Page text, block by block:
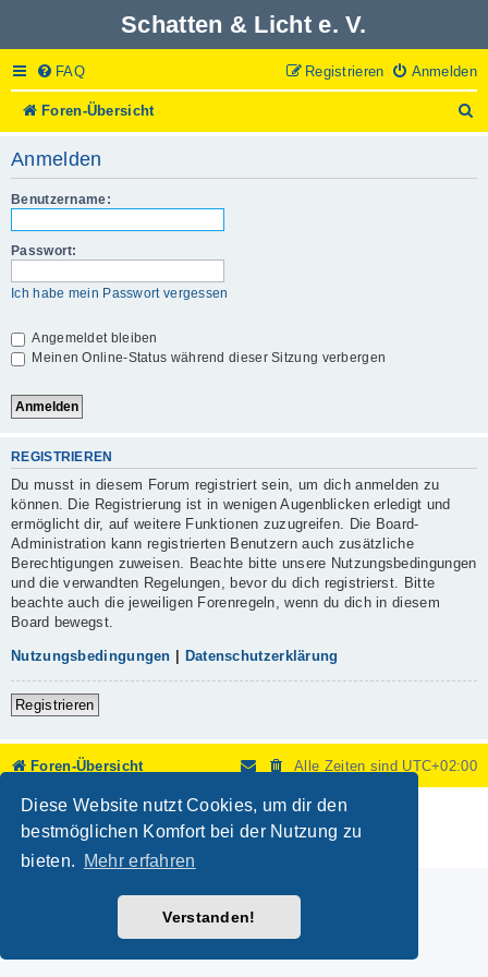
Diese Website nutzt Cookies, um dir den
bestmöglichen Komfort bei der Nutzung zu
bieten.
Mehr erfahren
Verstanden!
Schatten & Licht e. V.
FAQ Anmelden
Registrieren
Foren-Übersicht
u
Anmelden
Benutzername:
Passwort:
Ich habe mein Passwort vergessen
Angemeldet bleiben
Meinen Online-Status während dieser Sitzung verbergen
REGISTRIEREN
Du musst in diesem Forum registriert sein, um dich anmelden zu
können. Die Registrierung ist in wenigen Augenblicken erledigt und
ermöglicht dir, auf weitere Funktionen zuzugreifen. Die Board-
Administration kann registrierten Benutzern auch zusätzliche
Berechtigungen zuweisen. Beachte bitte unsere Nutzungsbedingungen
und die verwandten Regelungen, bevor du dich registrierst. Bitte
beachte auch die jeweiligen Forenregeln, wenn du dich in diesem
Board bewegst.
Nutzungsbedingungen Datenschutzerklärung
Registrieren
Foren-Übersicht Alle Zeiten sind UTC+02:00
Powered byphpBB® Forum Software © phpBB Limited
Deutsche Übersetzung durchphpBB.de